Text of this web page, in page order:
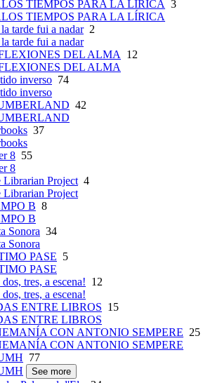
TIEMPOS PARA LA LÍRICA 3
TIEMPOS PARA LA LÍRICA
tarde fui a nadar2
tarde fui a nadar
DEL ALMA
12
DEL ALMA
inverso 74
inverso
42
37
8 55
8
Librarian Project 4
Librarian Project
B 8
B
Sonora 34
Sonora
PASE 5
PASE
tres, a escena! 12
tres, a escena!
ENTRE LIBROS 15
ENTRE LIBROS
CON ANTONIO SEMPERE 25
CON ANTONIO SEMPERE
77
See more